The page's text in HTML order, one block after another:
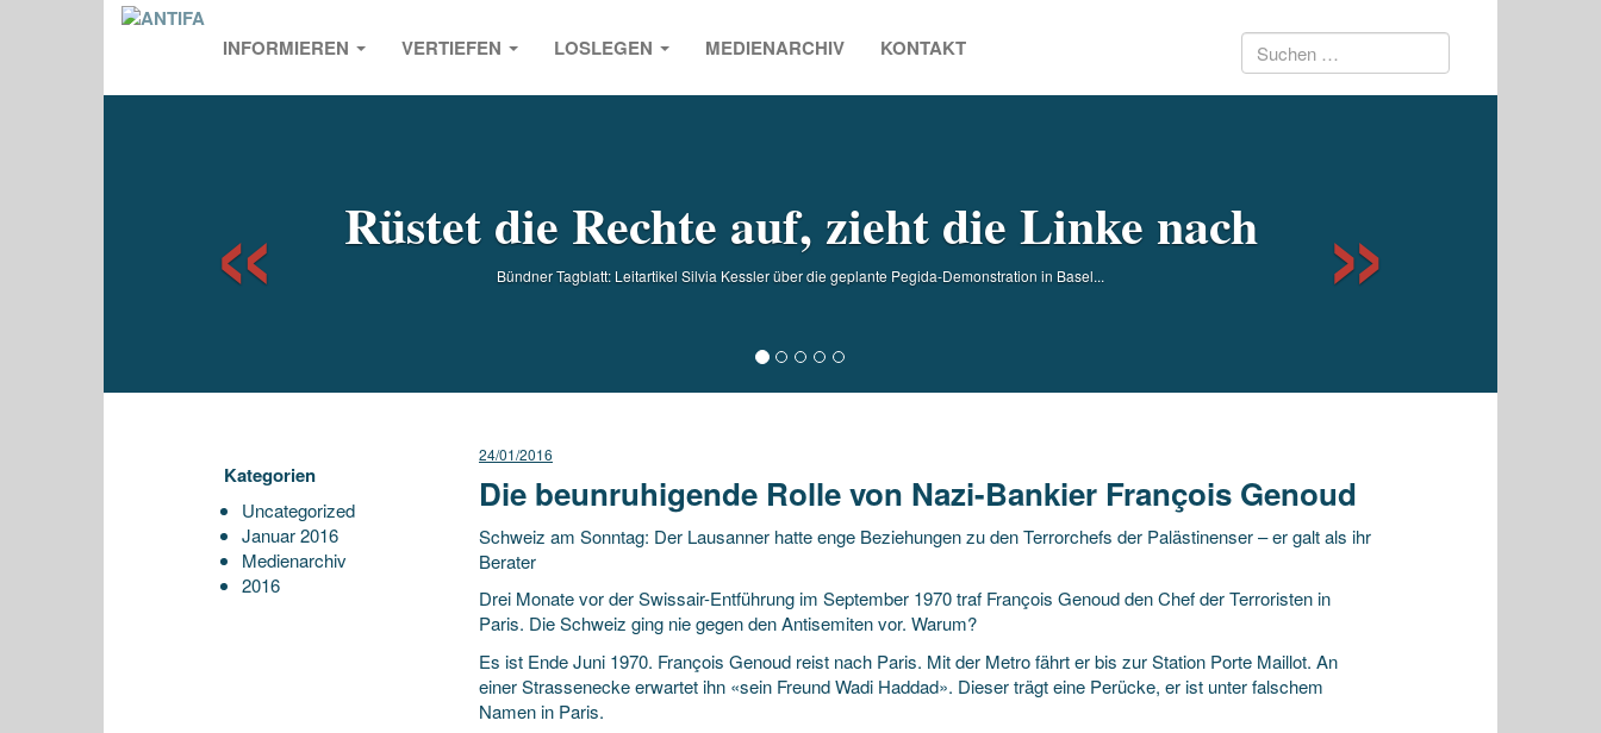
INFORMIEREN VERTIEFEN LOSLEGEN MEDIENARCHIV KONTAKT Suchen
Rüstet die Rechte auf, zieht die Linke nach
Bündner Tagblatt: Leitartikel Silvia Kessler über die geplante Pegida-Demonstration in Basel...
Kategorien
Uncategorized
Januar 2016
Medienarchiv
2016
24/01/2016
Die beunruhigende Rolle von Nazi-Bankier François Genoud
Schweiz am Sonntag: Der Lausanner hatte enge Beziehungen zu den Terrorchefs der Palästinenser – er galt als ihr
Berater
Drei Monate vor der Swissair-Entführung im September 1970 traf François Genoud den Chef der Terroristen in
Paris. Die Schweiz ging nie gegen den Antisemiten vor. Warum?
Es ist Ende Juni 1970. François Genoud reist nach Paris. Mit der Metro fährt er bis zur Station Porte Maillot. An
einer Strassenecke erwartet ihn «sein Freund Wadi Haddad». Dieser trägt eine Perücke, er ist unter falschem
Namen in Paris.